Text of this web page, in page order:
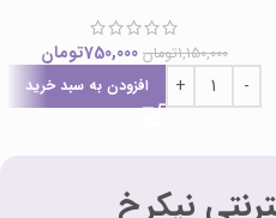
1,150,000تومان 750,000تومان
افزودن به سبد خرید
نیکرخ